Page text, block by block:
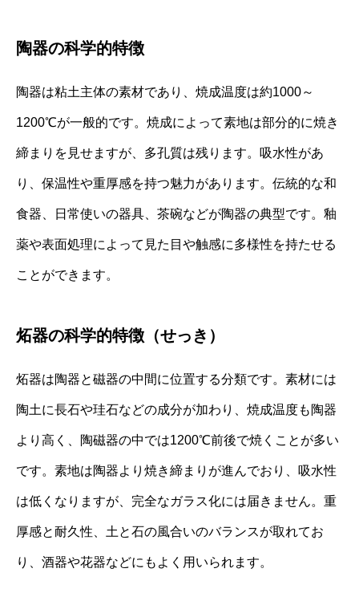
陶器の科学的特徴
陶器は粘土主体の素材であり、焼成温度は約1000～
1200℃が一般的です。焼成によって素地は部分的に焼き
締まりを見せますが、多孔質は残ります。吸水性があ
り、保温性や重厚感を持つ魅力があります。伝統的な和
食器、日常使いの器具、茶碗などが陶器の典型です。釉
薬や表面処理によって見た目や触感に多様性を持たせる
ことができます。
炻器の科学的特徴（せっき）
炻器は陶器と磁器の中間に位置する分類です。素材には
陶土に長石や珪石などの成分が加わり、焼成温度も陶器
より高く、陶磁器の中では1200℃前後で焼くことが多い
です。素地は陶器より焼き締まりが進んでおり、吸水性
は低くなりますが、完全なガラス化には届きません。重
厚感と耐久性、土と石の風合いのバランスが取れてお
り、酒器や花器などにもよく用いられます。